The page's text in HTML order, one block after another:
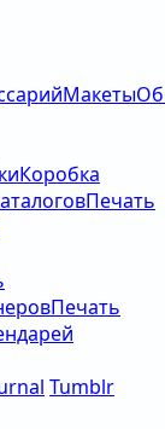
Макеты
Коробка
Печать
Печать
Tumblr